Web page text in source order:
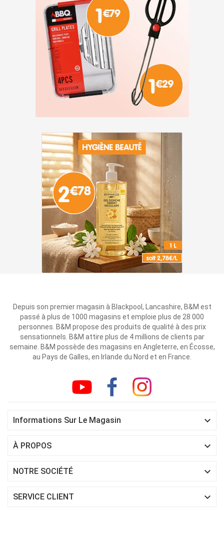
Depuis son premier magasin à Blackpool, Lancashire, B&M est
passé à plus de 1000 magasins et emploie plus de 28 000
personnes. B&M propose des produits de qualité à des prix
sensationnels. B&M attire plus de 4 millions de clients par
semaine. B&M possède des magasins en Angleterre, en Écosse,
au Pays de Galles, en Irlande du Nord et en France.
Informations Sur Le Magasin 
À PROPOS 
NOTRE SOCIÉTÉ 
SERVICE CLIENT 